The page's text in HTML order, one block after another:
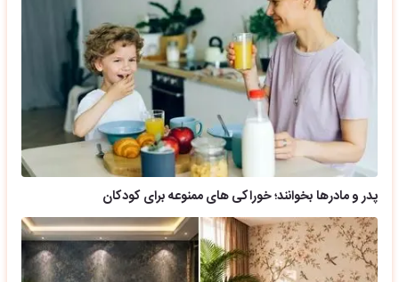
پدر و مادرها بخوانند؛ خوراکی های ممنوعه برای کودکان